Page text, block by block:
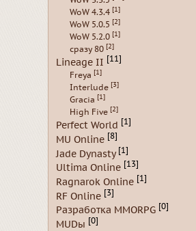
WoW 4.3.4 [1]
WoW 5.0.5 [2]
WoW 5.2.0 [1]
сразу 80 [2]
Lineage II [11]
Freya [1]
Interlude [3]
Gracia [1]
High Five [2]
Perfect World [1]
MU Online [8]
Jade Dynasty [1]
Ultima Online [13]
Ragnarok Online [1]
RF Online [3]
Разработка MMORPG [0]
MUDы [0]